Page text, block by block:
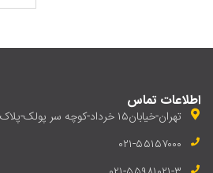
اطلاعات تماس
تهران-خیابان۱۵ خرداد-کوچه سر پولک-پلاک ۴۲
۰۲۱-۵۵۱۵۷۰۰۰